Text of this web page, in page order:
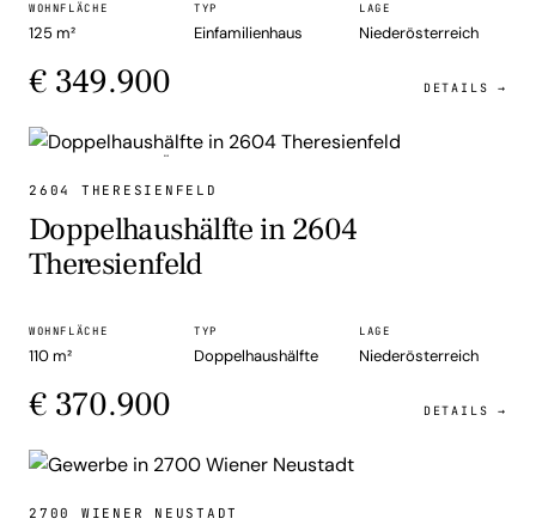
WOHNFLÄCHE
125 m²
TYP
Einfamilienhaus
LAGE
Niederösterreich
€ 349.900 DETAILS →
2604 THERESIENFELD
Doppelhaushälfte in 2604
Theresienfeld
WOHNFLÄCHE
110 m²
TYP
Doppelhaushälfte
LAGE
Niederösterreich
€ 370.900 DETAILS →
2700 WIENER NEUSTADT